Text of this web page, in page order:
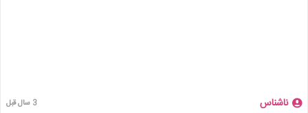
ناشناس 3 سال قبل